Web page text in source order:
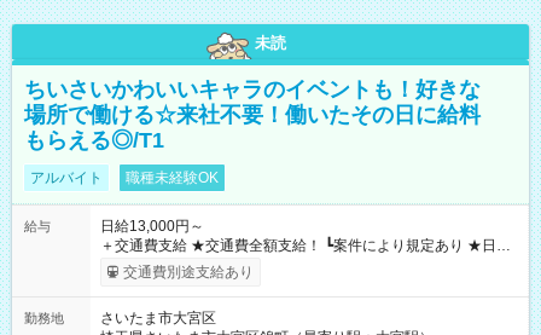
未読
ちいさいかわいいキャラのイベントも！好きな
場所で働ける☆来社不要！働いたその日に給料
もらえる◎/T1
アルバイト 職種未経験OK
給与
日給13,000円～
＋交通費支給 ★交通費全額支給！ ┗案件により規定あり ★日払
いOK！（規定あり） ┗働いたその日に現金GET♪ お仕事後はコ
ンビニATMから 日払い分を引き落とせます！ 【試用期間】試
交通費別途支給あり
勤務地
さいたま市大宮区